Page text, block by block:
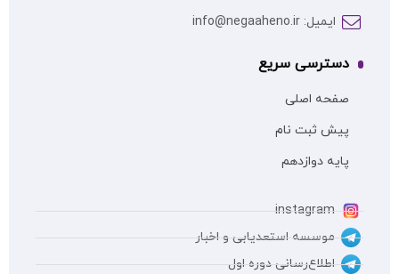
ایمیل: info@negaaheno.ir
دسترسی سریع
صفحه اصلی
پیش ثبت نام
پایه دوازدهم
instagram
موسسه استعدیابی و اخبار
اطلاع‌رسانی دوره اول